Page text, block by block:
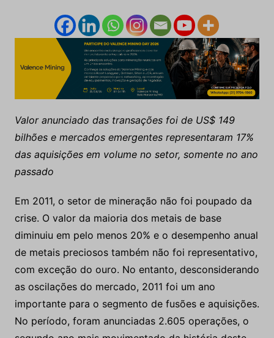
Valor anunciado das transações foi de US$ 149
bilhões e mercados emergentes representaram 17%
das aquisições em volume no setor, somente no ano
passado
Em 2011, o setor de mineração não foi poupado da
crise. O valor da maioria dos metais de base
diminuiu em pelo menos 20% e o desempenho anual
de metais preciosos também não foi representativo,
com exceção do ouro. No entanto, desconsiderando
as oscilações do mercado, 2011 foi um ano
importante para o segmento de fusões e aquisições.
No período, foram anunciadas 2.605 operações, o